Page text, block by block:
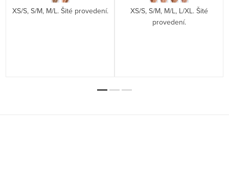
XS/S, S/M, M/L. Šité provedení.
XS/S, S/M, M/L, L/XL. Šité
provedení.